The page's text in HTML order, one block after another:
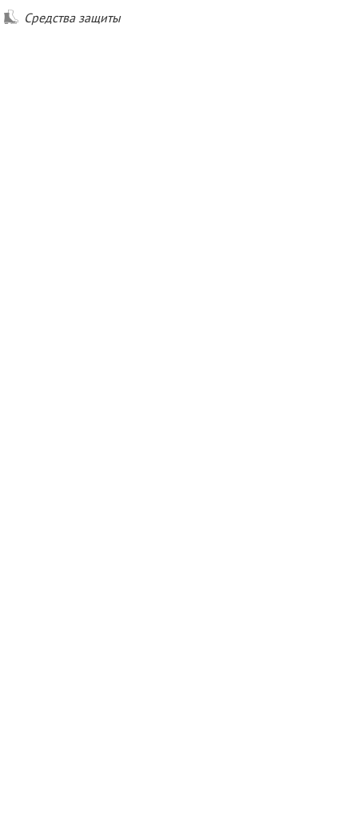
Средства защиты